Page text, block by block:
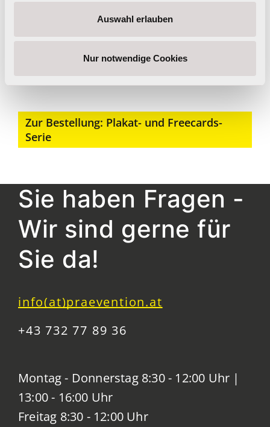
Auswahl erlauben
Nur notwendige Cookies
Zur Bestellung: Plakat- und Freecards-
Serie
Sie haben Fragen -
Wir sind gerne für
Sie da!
info(at)praevention.at
+43 732 77 89 36
Montag - Donnerstag 8:30 - 12:00 Uhr |
13:00 - 16:00 Uhr
Freitag 8:30 - 12:00 Uhr